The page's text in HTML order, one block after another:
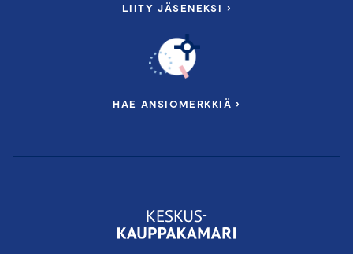
LIITY JÄSENEKSI ›
HAE ANSIOMERKKIÄ ›